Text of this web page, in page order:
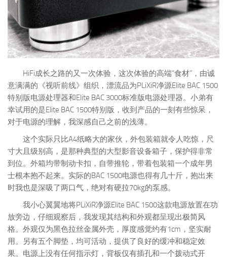
HiFi成长之路的又一次体验，这次体验的高端“食材”，由诚
意满满的《视听前线》组织，漂流品为PLiXiR净源Elite BAC 1500
特别版电源处理器和Elite BAC 3000标准版电源处理器。小弟有
幸试用的是Elite BAC 1500特别版，收到产品的一刻有些惊呆，
对于电源的理解，我深感自己之前的浅薄。
这个实际只比A4纸略大的家伙，外包装箱就令人吃惊，尺
寸大且级别高，是那种典型的大型影音设备箱子，保护得非常
到位。外箱均带制动卡扣，自带推轮，带着包装箱一个成年男
士根本抱不起来。实际的BAC 1500电源也得有几十斤，抱出来
时我也是深吸了两口气，绝对有硬拉70kg的泵感。
我小心翼翼地将PLiXiR净源Elite BAC 1500这款电源放置在功
放旁边，仔细观察后，我发现其结构和外观都呈现出极简风
格。外观仅为黑色拉丝金属外壳，厚度感觉约有1cm，坚实耐
用。另有五个脚垫，均可活动，提供了良好的缓冲和稳定效
果。电源上没有任何指示灯，背板仅有插孔和一个拨动式开